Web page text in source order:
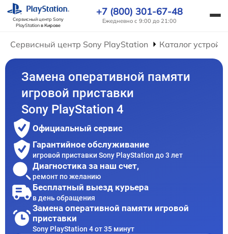
Сервисный центр Sony
PlayStationв Кирове
+7 (800) 301-67-48
Ежедневно с 9:00 до 21:00
Сервисный центр Sony PlayStation Каталог
Замена оперативной памяти
игровой приставки
Sony PlayStation 4
Официальный сервис
Гарантийное обслуживание
игровой приставки Sony PlayStation до 3 лет
Диагностика за наш счет,
ремонт по желанию
Бесплатный выезд курьера
в день обращения
Замена оперативной памяти игровой
приставки
Sony PlayStation 4 от 35 минут